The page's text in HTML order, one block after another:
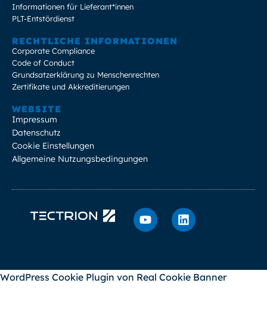
Informationen für Lieferant*innen
PLT-Entstördienst
RECHTLICHE INFORMATIONEN
Corporate Compliance
Code of Conduct
Grundsatzerklärung zu Menschenrechten
Zertifikate und Akkreditierungen
WEBSITE
Impressum
Datenschutz
Cookie Einstellungen
Allgemeine Nutzungsbedingungen
WordPress Cookie Plugin von Real Cookie Banner